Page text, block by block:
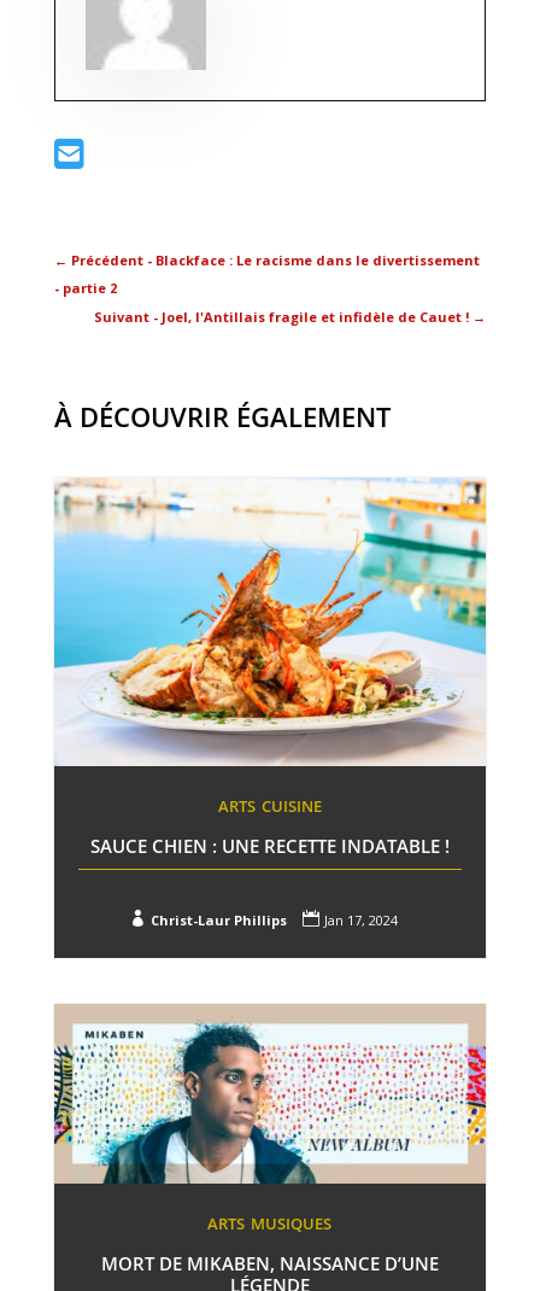
← Précédent - Blackface : Le racisme dans le divertissement
- partie 2
Suivant - Joel, l'Antillais fragile et infidèle de Cauet ! →
À DÉCOUVRIR ÉGALEMENT
ARTS CUISINE
SAUCE CHIEN : UNE RECETTE INDATABLE !
 Christ-Laur Phillips  Jan 17, 2024
ARTS MUSIQUES
MORT DE MIKABEN, NAISSANCE D’UNE
LÉGENDE